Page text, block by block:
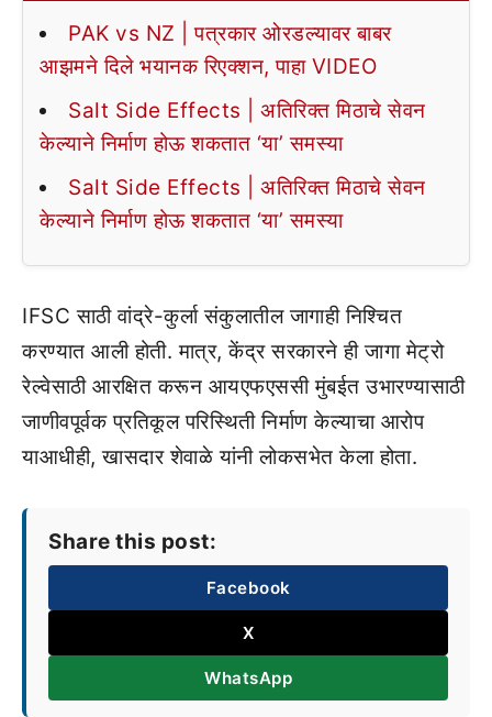
PAK vs NZ | पत्रकार ओरडल्यावर बाबर
आझमने दिले भयानक रिएक्शन, पाहा VIDEO
Salt Side Effects | अतिरिक्त मिठाचे सेवन
केल्याने निर्माण होऊ शकतात ‘या’ समस्या
Salt Side Effects | अतिरिक्त मिठाचे सेवन
केल्याने निर्माण होऊ शकतात ‘या’ समस्या
IFSC साठी वांद्रे-कुर्ला संकुलातील जागाही निश्चित
करण्यात आली होती. मात्र, केंद्र सरकारने ही जागा मेट्रो
रेल्वेसाठी आरक्षित करून आयएफएससी मुंबईत उभारण्यासाठी
जाणीवपूर्वक प्रतिकूल परिस्थिती निर्माण केल्याचा आरोप
याआधीही, खासदार शेवाळे यांनी लोकसभेत केला होता.
Share this post:
Facebook
X
WhatsApp